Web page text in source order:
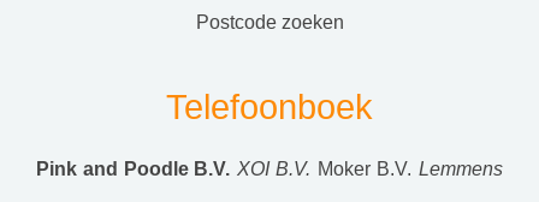
postcode zoeken
Telefoonboek
Pink and Poodle B.V. XOI B.V. Moker B.V. Lemmens